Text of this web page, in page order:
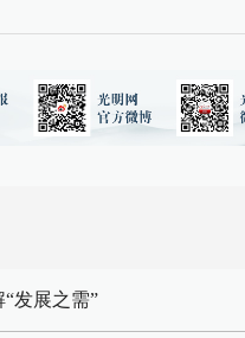
“发展之需”